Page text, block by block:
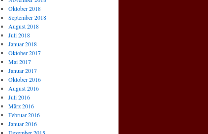
Oktober 2018
September 2018
August 2018
Juli 2018
Januar 2018
Oktober 2017
Mai 2017
Januar 2017
Oktober 2016
August 2016
Juli 2016
März 2016
Februar 2016
Januar 2016